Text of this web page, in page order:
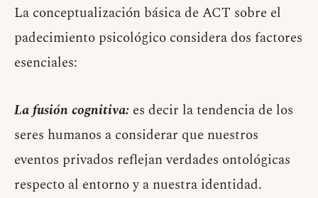
La conceptualización básica de ACT sobre el
padecimiento psicológico considera dos factores
esenciales:
La fusión cognitiva: es decir la tendencia de los
seres humanos a considerar que nuestros
eventos privados reflejan verdades ontológicas
respecto al entorno y a nuestra identidad.